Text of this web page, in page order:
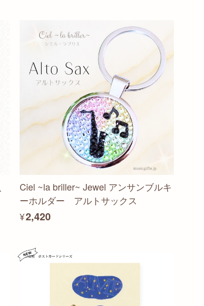
Ciel ~la briller~ Jewel アンサンブルキ
ーホルダー アルトサックス
¥2,420